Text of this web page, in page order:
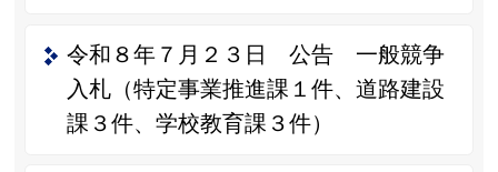
令和８年７月２３日 公告 一般競争
入札（特定事業推進課１件、道路建設
課３件、学校教育課３件）